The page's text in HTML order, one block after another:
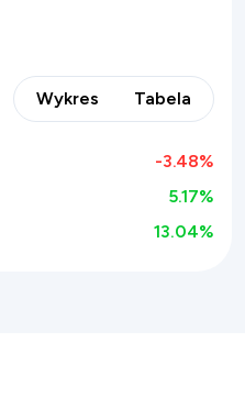
Wykres Tabela
-3.48%
5.17%
13.04%